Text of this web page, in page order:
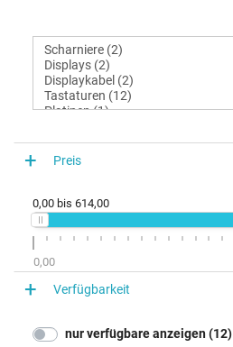
Preis
0,00 bis 614,00
0,00
Verfügbarkeit
nur verfügbare anzeigen (12)